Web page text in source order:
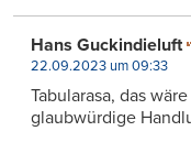
Hans Guckindieluft
22.09.2023 um 09:33
Tabularasa, das
glaubwürdige